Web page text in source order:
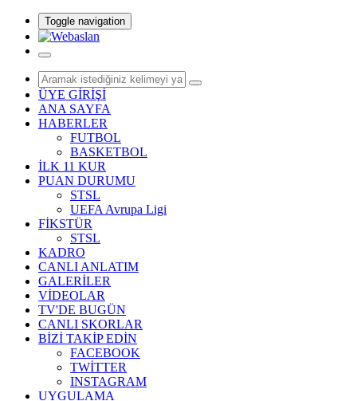
Toggle navigation
ÜYE GİRİŞİ
ANA SAYFA
HABERLER
FUTBOL
BASKETBOL
İLK 11 KUR
PUAN DURUMU
STSL
UEFA Avrupa Ligi
FİKSTÜR
STSL
KADRO
CANLI ANLATIM
GALERİLER
VİDEOLAR
TV'DE BUGÜN
CANLI SKORLAR
BİZİ TAKİP EDİN
FACEBOOK
TWİTTER
INSTAGRAM
UYGULAMA